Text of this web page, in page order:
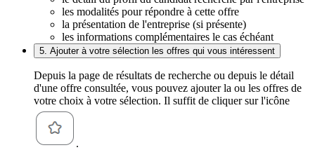
les modalités pour répondre à cette offre
la présentation de l'entreprise (si présente)
les informations complémentaires le cas échéant
5. Ajouter à votre sélection les offres qui vous intéressent
Depuis la page de résultats de recherche ou depuis le détail
d'une offre consultée, vous pouvez ajouter la ou les offres de
votre choix à votre sélection. Il suffit de cliquer sur l'icône
.